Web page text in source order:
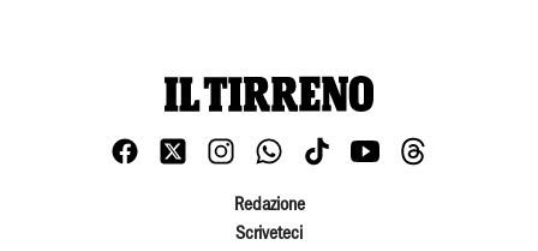
Redazione
Scriveteci